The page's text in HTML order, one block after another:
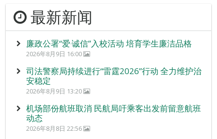
最新新闻
廉政公署“爱‧诚信”入校活动 培育学生廉洁品格
2026年8月9日 16:00
司法警察局持续进行“雷霆2026”行动 全力维护治
安稳定
2026年8月9日 13:20
机场部份航班取消 民航局吁乘客出发前留意航班
动态
2026年8月8日 22:56